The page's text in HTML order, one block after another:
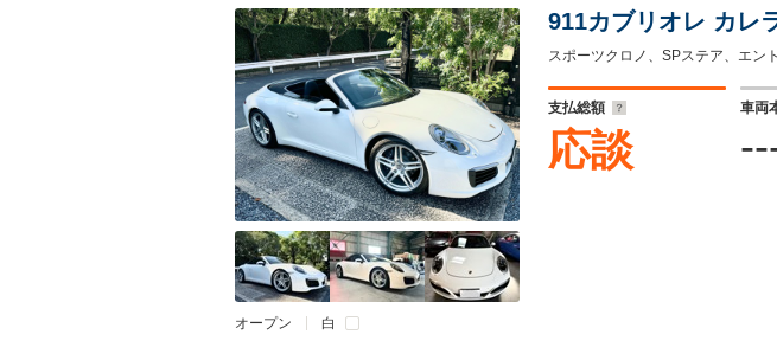
オープン 白
911カブリオレ カレ
支払総額
応談
車両